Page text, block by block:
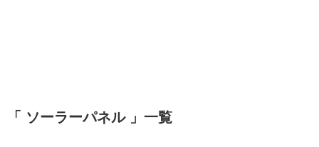
「 ソーラーパネル 」一覧